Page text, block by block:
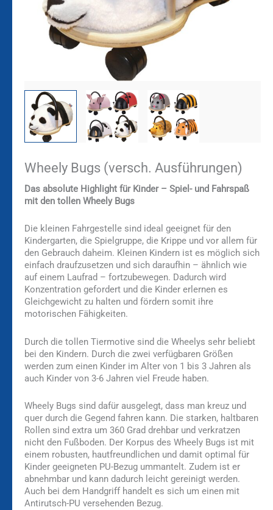
Wheely Bugs (versch. Ausführungen)
Das absolute Highlight für Kinder – Spiel- und Fahrspaß
mit den tollen Wheely Bugs
Die kleinen Fahrgestelle sind ideal geeignet für den
Kindergarten, die Spielgruppe, die Krippe und vor allem für
den Gebrauch daheim. Kleinen Kindern ist es möglich sich
einfach draufzusetzen und sich daraufhin – ähnlich wie
auf einem Laufrad – fortzubewegen. Dadurch wird
Konzentration gefordert und die Kinder erlernen es
Gleichgewicht zu halten und fördern somit ihre
motorischen Fähigkeiten.
Durch die tollen Tiermotive sind die Wheelys sehr beliebt
bei den Kindern. Durch die zwei verfügbaren Größen
werden zum einen Kinder im Alter von 1 bis 3 Jahren als
auch Kinder von 3-6 Jahren viel Freude haben.
Wheely Bugs sind dafür ausgelegt, dass man kreuz und
quer durch die Gegend fahren kann. Die starken, haltbaren
Rollen sind extra um 360 Grad drehbar und verkratzen
nicht den Fußboden. Der Korpus des Wheely Bugs ist mit
einem robusten, hautfreundlichen und damit optimal für
Kinder geeigneten PU-Bezug ummantelt. Zudem ist er
abnehmbar und kann dadurch leicht gereinigt werden.
Auch bei dem Handgriff handelt es sich um einen mit
Antirutsch-PU versehenden Bezug.